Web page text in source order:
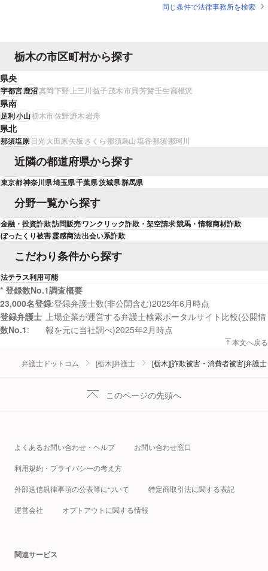
同じ条件で法律事務所を検索
栃木の市区町村から探す
県央
宇都宮鹿沼真岡下野 上三川益子茂木市貝芳賀壬生高根沢
県南
足利小山栃木市佐野野木岩舟
県北
那須塩原 日光大田原矢板 さくら那須烏山塩谷那須那珂川
近隣の都道府県から探す
東京都神奈川県埼玉県千葉県茨城県群馬県
分野一覧から探す
金融・投資詐欺訪問販売ワンクリック詐欺・架空請求競馬・情報商材詐欺
ぼったくり被害霊感商法出会い系詐欺
こだわり条件から探す
法テラス利用可能
* 登録数No.1調査概要
23,000名登録 登録弁護士数(非公開含む)2025年6月時点
登録弁護士
数No.1
上場企業が運営する弁護士検索ポータルサイト比較(公開情
報を元に当社調べ)2025年2月時点
本文へ戻る
弁護士ドットコム [栃木]弁護士 [栃木][詐欺被害・消費者被害]弁護士
このページの先頭へ
よくあるお問い合わせ・ヘルプ お問い合わせ窓口
利用規約・プライバシーの考え方
外部送信規律事項の公表等について 特定商取引法に関する表記
運営会社 オプトアウトに関する情報
関連サービス